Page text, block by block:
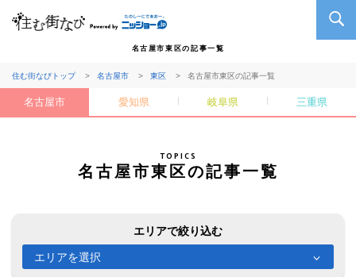
名古屋市東区の記事一覧
住む街なびトップ 名古屋市 東区 名古屋市東区の記事一覧
名古屋市 愛知県 岐阜県 三重県
TOPICS
名古屋市東区の記事一覧
エリアで絞り込む
エリアを選択